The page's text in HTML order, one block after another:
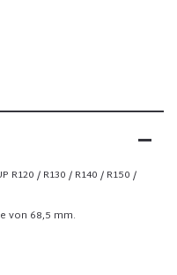
R120 / R130 / R140 / R150 /
von 68,5 mm.